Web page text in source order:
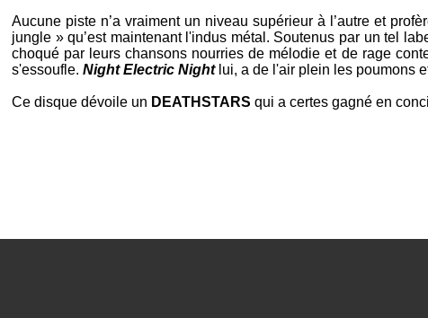
Aucune piste n’a vraiment un niveau supérieur à l’autre et
jungle » qu’est maintenant l'indus métal. Soutenus par un tel
choqué par leurs chansons nourries de mélodie et de rage
s'essoufle. Night Electric Night lui, a de l'air plein les poumons
Ce disque dévoile un DEATHSTARS qui a certes gagné en